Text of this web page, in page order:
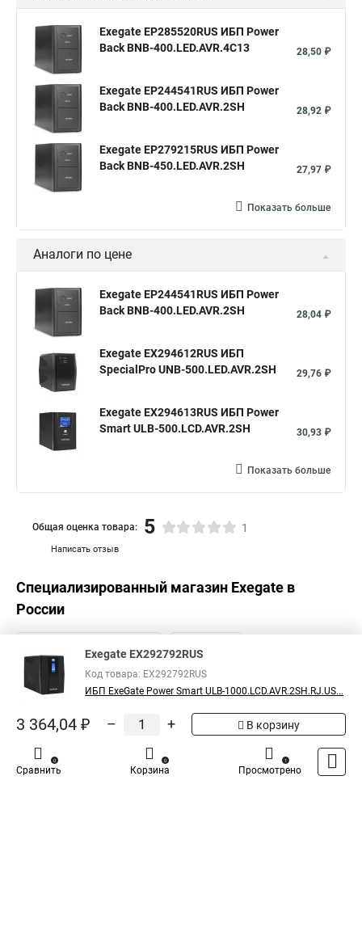
Exegate EP285520RUS ИБП Power
Back BNB-400.LED.AVR.4C13
28,50 ₽
Exegate EP244541RUS ИБП Power
Back BNB-400.LED.AVR.2SH
28,92 ₽
Exegate EP279215RUS ИБП Power
Back BNB-450.LED.AVR.2SH
27,97 ₽
Показать больше
Аналоги по цене
Exegate EP244541RUS ИБП Power
Back BNB-400.LED.AVR.2SH
28,04 ₽
Exegate EX294612RUS ИБП
SpecialPro UNB-500.LED.AVR.2SH
29,76 ₽
Exegate EX294613RUS ИБП Power
Smart ULB-500.LCD.AVR.2SH
30,93 ₽
Показать больше
Написать отзыв
Общая оценка товара: 5 1
Специализированный магазин Exegate в
России
Exegate EX292792RUS
Код товара: EX292792RUS
ИБП ExeGate Power Smart ULB-1000.LCD.AVR.2SH.RJ.US...
3 364,04 ₽ – + В корзину
Сравнить
0
Корзина
0
Просмотрено
1